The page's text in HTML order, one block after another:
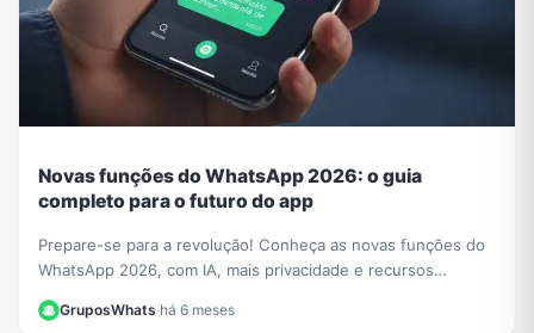
Novas funções do WhatsApp 2026: o guia
completo para o futuro do app
Prepare-se para a revolução! Conheça as novas funções do
WhatsApp 2026, com IA, mais privacidade e recursos
GruposWhats·há 6 meses